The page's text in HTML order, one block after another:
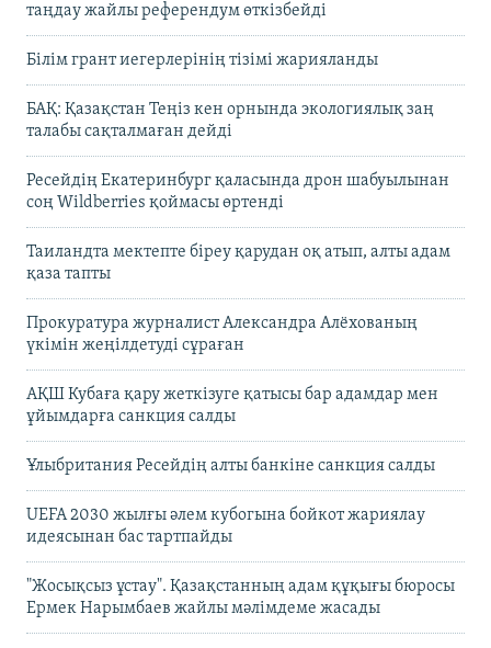
таңдау жайлы референдум өткізбейді
Білім грант иегерлерінің тізімі жарияланды
БАҚ: Қазақстан Теңіз кен орнында экологиялық заң
талабы сақталмаған дейді
Ресейдің Екатеринбург қаласында дрон шабуылынан
соң Wildberries қоймасы өртенді
Таиландта мектепте біреу қарудан оқ атып, алты адам
қаза тапты
Прокуратура журналист Александра Алёхованың
үкімін жеңілдетуді сұраған
АҚШ Кубаға қару жеткізуге қатысы бар адамдар мен
ұйымдарға санкция салды
Ұлыбритания Ресейдің алты банкіне санкция салды
UEFA 2030 жылғы әлем кубогына бойкот жариялау
идеясынан бас тартпайды
"Жосықсыз ұстау". Қазақстанның адам құқығы бюросы
Ермек Нарымбаев жайлы мәлімдеме жасады